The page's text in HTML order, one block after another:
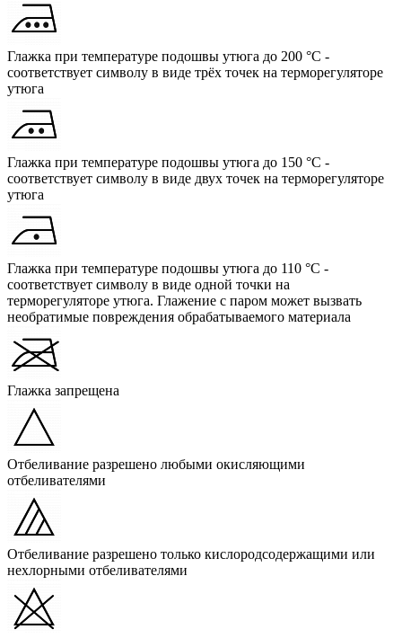
Глажка при температуре подошвы утюга до 200 °C -
соответствует символу в виде трёх точек на терморегуляторе
утюга
Глажка при температуре подошвы утюга до 150 °C -
соответствует символу в виде двух точек на терморегуляторе
утюга
Глажка при температуре подошвы утюга до 110 °C -
соответствует символу в виде одной точки на
терморегуляторе утюга. Глажение с паром может вызвать
необратимые повреждения обрабатываемого материала
Глажка запрещена
Отбеливание разрешено любыми окисляющими
отбеливателями
Отбеливание разрешено только кислородсодержащими или
нехлорными отбеливателями